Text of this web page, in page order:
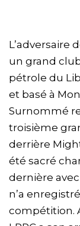
L’adversaire
un grand
pétrole du
et basé à
Surnommé
troisième
derrière
été sacré
dernière
n’a
compétition.